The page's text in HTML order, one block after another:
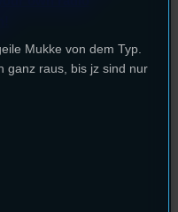
Mukke von dem Typ.
ganz raus, bis jz sind nur